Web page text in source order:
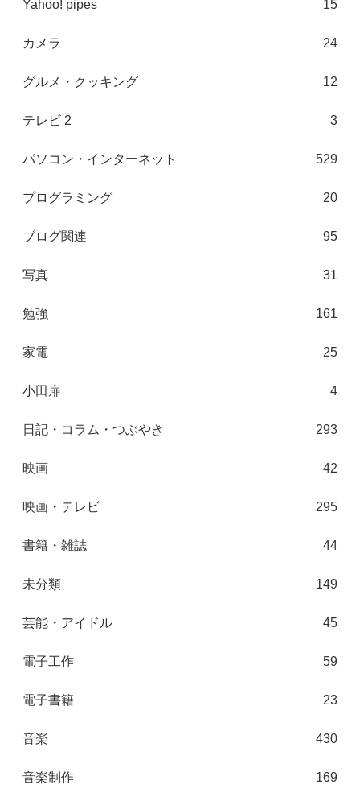
Yahoo! pipes 15
カメラ 24
グルメ・クッキング 12
テレビ 2 3
パソコン・インターネット 529
プログラミング 20
ブログ関連 95
写真 31
勉強 161
家電 25
小田扉 4
日記・コラム・つぶやき 293
映画 42
映画・テレビ 295
書籍・雑誌 44
未分類 149
芸能・アイドル 45
電子工作 59
電子書籍 23
音楽 430
音楽制作 169